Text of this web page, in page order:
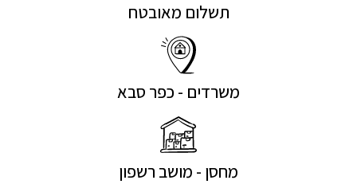
תשלום מאובטח
משרדים - כפר סבא
מחסן - מושב רשפון